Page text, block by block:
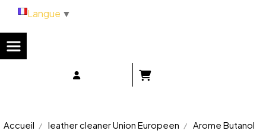
Accueil leather cleaner Union Europeen Arome Butanol
Langue ▼